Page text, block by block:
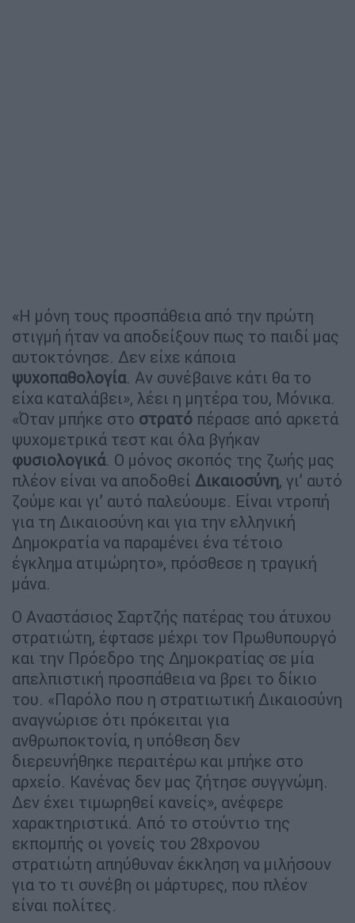
«Η μόνη τους προσπάθεια από την πρώτη
στιγμή ήταν να αποδείξουν πως το παιδί μας
αυτοκτόνησε. Δεν είχε κάποια
ψυχοπαθολογία. Αν συνέβαινε κάτι θα το
είχα καταλάβει», λέει η μητέρα του, Μόνικα.
«Όταν μπήκε στο στρατό πέρασε από αρκετά
ψυχομετρικά τεστ και όλα βγήκαν
φυσιολογικά. Ο μόνος σκοπός της ζωής μας
πλέον είναι να αποδοθεί Δικαιοσύνη, γι’ αυτό
ζούμε και γι’ αυτό παλεύουμε. Είναι ντροπή
για τη Δικαιοσύνη και για την ελληνική
Δημοκρατία να παραμένει ένα τέτοιο
έγκλημα ατιμώρητο», πρόσθεσε η τραγική
μάνα.
Ο Αναστάσιος Σαρτζής πατέρας του άτυχου
στρατιώτη, έφτασε μέχρι τον Πρωθυπουργό
και την Πρόεδρο της Δημοκρατίας σε μία
απελπιστική προσπάθεια να βρει το δίκιο
του. «Παρόλο που η στρατιωτική Δικαιοσύνη
αναγνώρισε ότι πρόκειται για
ανθρωποκτονία, η υπόθεση δεν
διερευνήθηκε περαιτέρω και μπήκε στο
αρχείο. Κανένας δεν μας ζήτησε συγγνώμη.
Δεν έχει τιμωρηθεί κανείς», ανέφερε
χαρακτηριστικά. Από το στούντιο της
εκπομπής οι γονείς του 28χρονου
στρατιώτη απηύθυναν έκκληση να μιλήσουν
για το τι συνέβη οι μάρτυρες, που πλέον
είναι πολίτες.